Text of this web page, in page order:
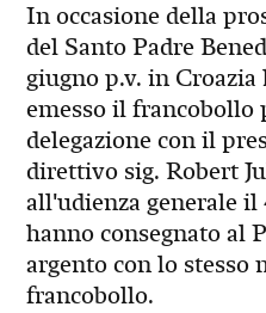
In occasione della
del Santo Padre
giugno p.v. in
emesso il francobollo
delegazione con il
direttivo sig. Robert
all'udienza generale il
hanno consegnato al
argento con lo stesso
francobollo.